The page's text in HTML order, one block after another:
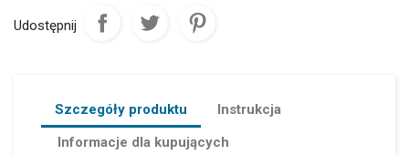
Udostępnij
Szczegóły produktu
Instrukcja
Informacje dla kupujących